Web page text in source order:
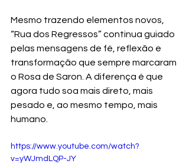
Mesmo trazendo elementos novos,
“Rua dos Regressos” continua guiado
pelas mensagens de fé, reflexão e
transformação que sempre marcaram
o Rosa de Saron. A diferença é que
agora tudo soa mais direto, mais
pesado e, ao mesmo tempo, mais
humano.
https://www.youtube.com/watch?
v=yWJmdLQP-JY